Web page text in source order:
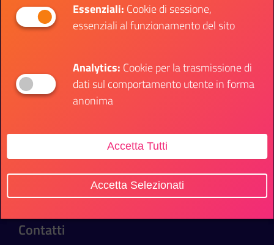
Presidenza del Consiglio dei Ministri
Dipartimento per le Politiche Giovanili e il
Contatti
Via della Ferratella in Laterano, 51
00184 Roma - Italia
Contatti
Essenziali: Cookie di sessione,
essenziali al funzionamento del sito
Analytics: Cookie per la trasmissione di
dati sul comportamento utente in forma
anonima
Accetta Tutti
Accetta Selezionati